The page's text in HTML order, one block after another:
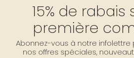
15% de rabais
première
Abonnez-vous à notre
nos offres spéciales,